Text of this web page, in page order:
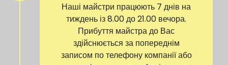
Наші майстри працюють 7 днів на
тиждень із 8.00 до 21.00 вечора.
Прибуття майстра до Вас
здійснюється за попереднім
записом по телефону компанії або